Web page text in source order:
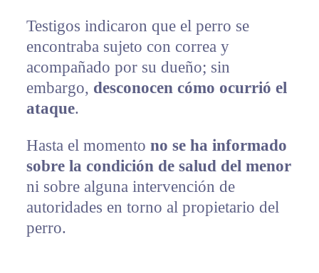
Testigos indicaron que el perro se
encontraba sujeto con correa y
acompañado por su dueño; sin
embargo, desconocen cómo ocurrió el
ataque.
Hasta el momento no se ha informado
sobre la condición de salud del menor
ni sobre alguna intervención de
autoridades en torno al propietario del
perro.